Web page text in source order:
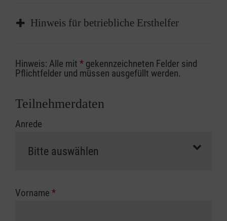
Hinweis für betriebliche Ersthelfer
Sofern Sie ein Kostenübernahmeverfahren
Ihrer Berufsgenossenschaft / Unfallkasse
Abrechnungsunterlagen spätestens zu
erfolgt eine Abrechnung der vollen Kursgebühr
Die notwendigen Formulare für die
zuständigen Berufsgenossenschaft oder
Hinweis: Alle mit * gekennzeichneten Felder sind
Pflichtfelder und müssen ausgefüllt werden.
Teilnehmerdaten
Anrede
Vorname *